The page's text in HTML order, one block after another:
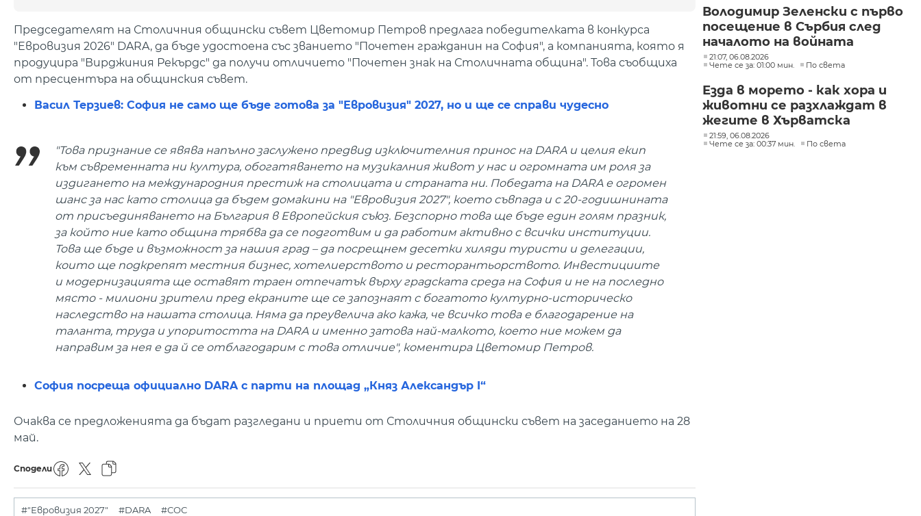
Председателят на Столичния общински съвет Цветомир Петров предлага победителката в конкурса
"Евровизия 2026" DARA, да бъде удостоена със званието "Почетен гражданин на София", а компанията, която я
продуцира "Вирджиния Рекърдс" да получи отличието "Почетен знак на Столичната община". Това съобщиха
от пресцентъра на общинския съвет.
Васил Терзиев: София не само ще бъде готова за "Евровизия" 2027, но и ще се справи чудесно
"Това признание се явява напълно заслужено предвид изключителния принос на DARA и целия екип
към съвременната ни култура, обогатяването на музикалния живот у нас и огромната им роля за
издигането на международния престиж на столицата и страната ни. Победата на DARA е огромен
шанс за нас като столица да бъдем домакини на "Евровизия 2027", което съвпада и с 20-годишнината
от присъединяването на България в Европейския съюз. Безспорно това ще бъде един голям празник,
за който ние като община трябва да се подготвим и да работим активно с всички институции.
Това ще бъде и възможност за нашия град – да посрещнем десетки хиляди туристи и делегации,
които ще подкрепят местния бизнес, хотелиерството и ресторантьорството. Инвестициите
и модернизацията ще оставят траен отпечатък върху градската среда на София и не на последно
място - милиони зрители пред екраните ще се запознаят с богатото културно-историческо
наследство на нашата столица. Няма да преувелича ако кажа, че всичко това е благодарение на
таланта, труда и упоритостта на DARA и именно затова най-малкото, което ние можем да
направим за нея е да й се отблагодарим с това отличие", коментира Цветомир Петров.
София посреща официално DARA с парти на площад „Княз Александър I“
Очаква се предложенията да бъдат разгледани и приети от Столичния общински съвет на заседанието на 28
май.
Сподели
#"Евровизия 2027" #DARA #СОС
Володимир Зеленски с първо
посещение в Сърбия след
началото на войната
21:07, 06.08.2026
Чете се за: 01:00 мин.
По света
Езда в морето - как хора и
животни се разхлаждат в
жегите в Хърватска
21:59, 06.08.2026
Чете се за: 00:37 мин.
По света